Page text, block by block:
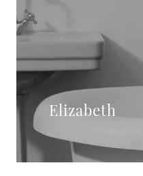
Elizabeth